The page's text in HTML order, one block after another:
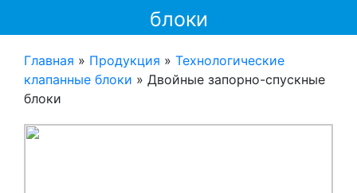
блоки
Главная » Продукция » Технологические
клапанные блоки » Двойные запорно-спускные
блоки